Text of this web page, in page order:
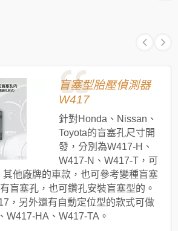
盲塞型胎壓偵測器
W417
針對Honda、Nissan、
Toyota的盲塞孔尺寸開
發，分別為W417-H、
W417-N、W417-T，可
他廠牌的車款，也可參考變種盲塞
盲塞孔，也可鑽孔安裝盲塞型的。
，另外還有自動定位型的款式可做
W417-HA、W417-TA。